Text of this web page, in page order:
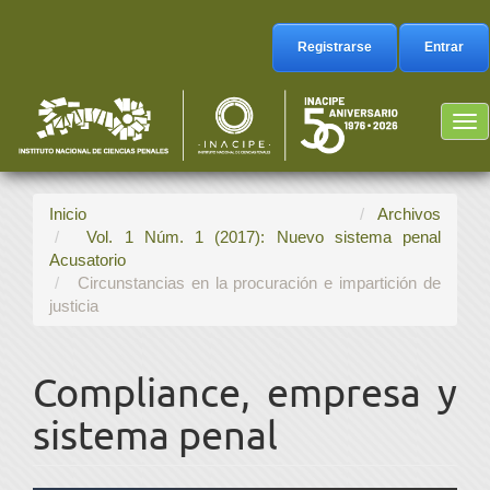
Barra
lateral
Registrarse Entrar
Inicio
Archivos
Vol. 1 Núm. 1 (2017): Nuevo sistema penal
Acusatorio
Circunstancias en la procuración e impartición de
justicia
Compliance, empresa y
sistema penal